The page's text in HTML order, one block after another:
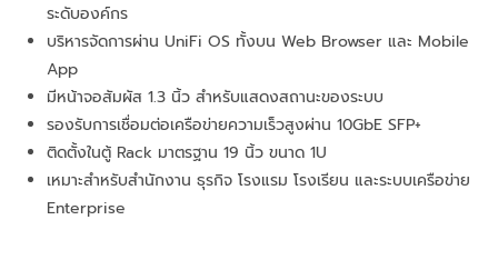
ระดับองค์กร
บริหารจัดการผ่าน UniFi OS ทั้งบน Web Browser และ Mobile
App
มีหน้าจอสัมผัส 1.3 นิ้ว สำหรับแสดงสถานะของระบบ
รองรับการเชื่อมต่อเครือข่ายความเร็วสูงผ่าน 10GbE SFP+
ติดตั้งในตู้ Rack มาตรฐาน 19 นิ้ว ขนาด 1U
เหมาะสำหรับสำนักงาน ธุรกิจ โรงแรม โรงเรียน และระบบเครือข่าย
Enterprise